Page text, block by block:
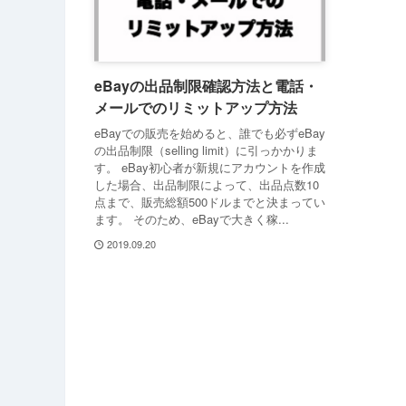
eBayの出品制限確認方法と電話・
メールでのリミットアップ方法
eBayでの販売を始めると、誰でも必ずeBay
の出品制限（selling limit）に引っかかりま
す。 eBay初心者が新規にアカウントを作成
した場合、出品制限によって、出品点数10
点まで、販売総額500ドルまでと決まってい
ます。 そのため、eBayで大きく稼...
2019.09.20